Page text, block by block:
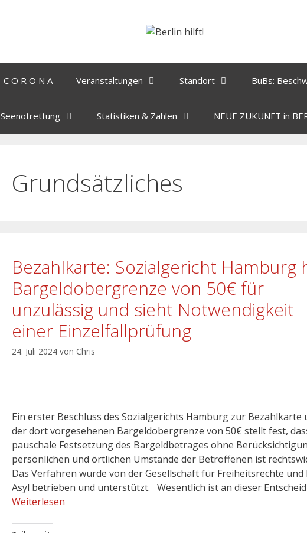
C O R O N A Veranstaltungen Standort BuBs:
Seenotrettung Statistiken & Zahlen NEUE ZUKUNFT in
Grundsätzliches
Bezahlkarte: Sozialgericht Hamburg
Bargeldobergrenze von 50€ für
unzulässig und sieht Notwendigkeit
einer Einzelfallprüfung
24. Juli 2024 von Chris
Ein erster Beschluss des Sozialgerichts Hamburg zur Bezahlkarte
der dort vorgesehenen Bargeldobergrenze von 50€ stellt fest,
pauschale Festsetzung des Bargeldbetrages ohne
persönlichen und örtlichen Umstände der Betroffenen ist
Das Verfahren wurde von der Gesellschaft für Freiheitsrechte und
Asyl betrieben und unterstützt. Wesentlich ist an dieser
Weiterlesen